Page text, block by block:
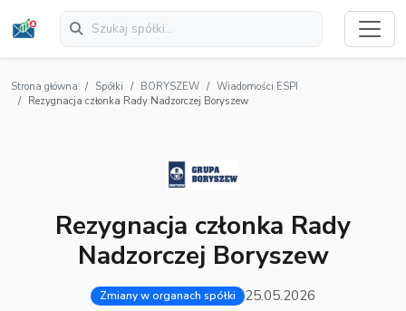
Strona główna Spółki BORYSZEW
Wiadomości ESPI
Rezygnacja członka Rady Nadzorczej Boryszew
Rezygnacja członka Rady
Nadzorczej Boryszew
Zmiany w organach spółki 25.05.2026